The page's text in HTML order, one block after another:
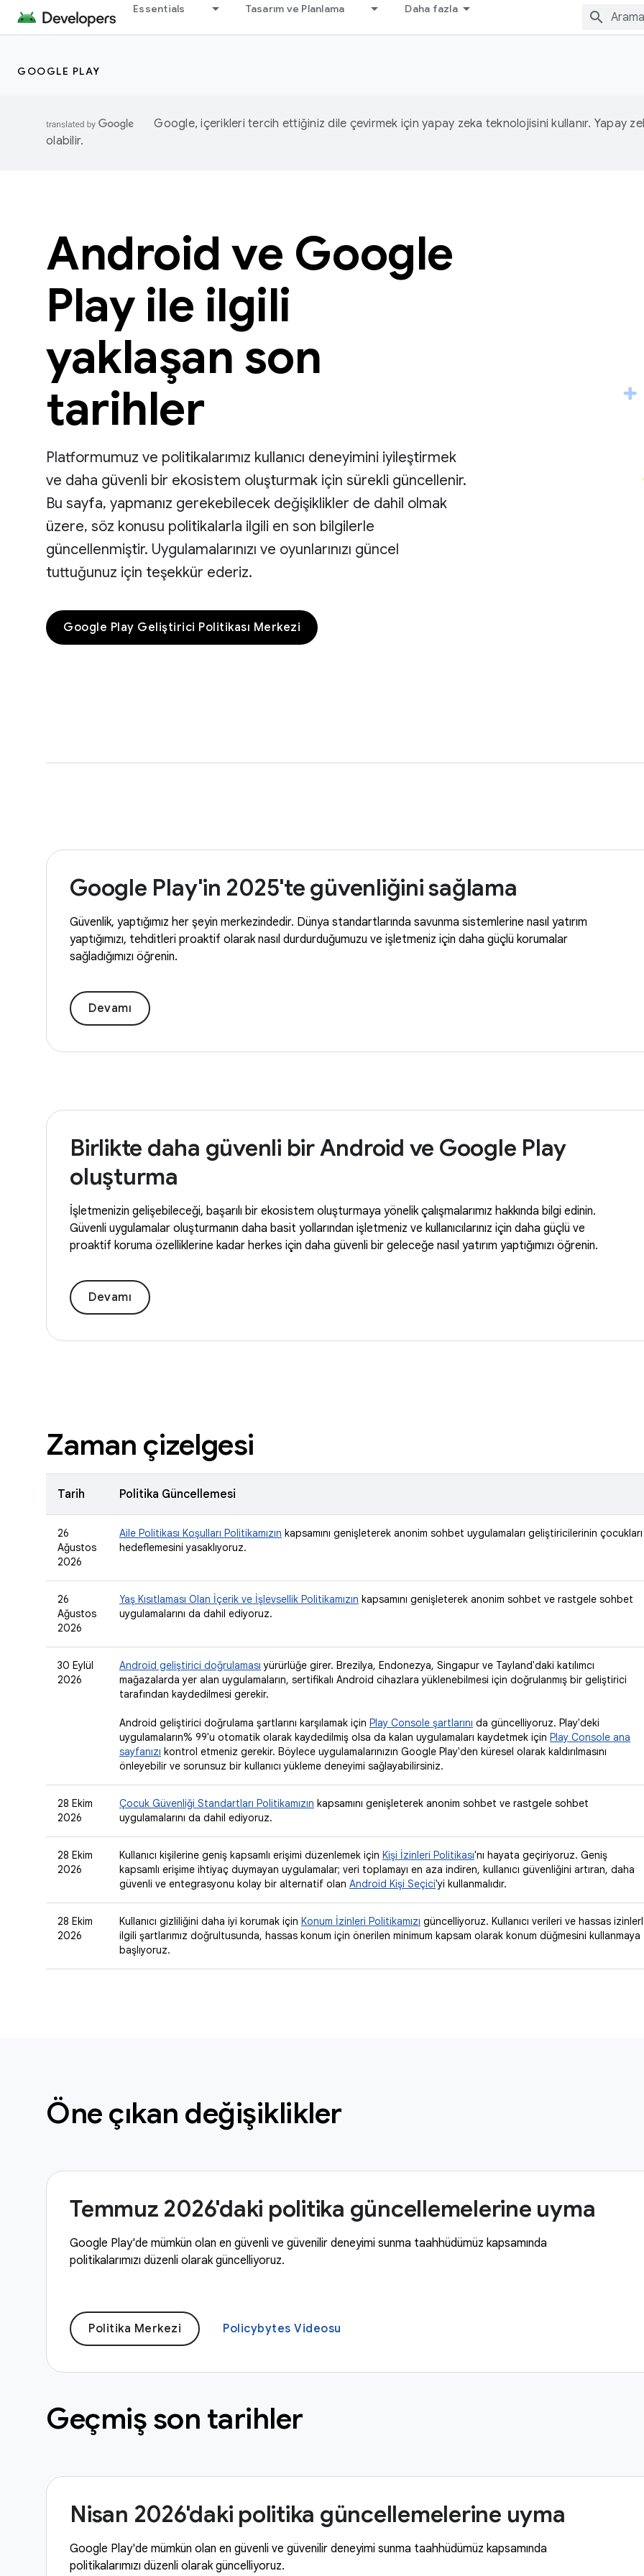
Essentials Tasarım ve Planlama Daha fazla
GOOGLE PLAY
Google, içerikleri tercih ettiğiniz dile çevirmek için yapay zeka teknolojisini kullanır. Yapay
olabilir.
Android ve Google
Play ile ilgili
yaklaşan son
tarihler
Platformumuz ve politikalarımız kullanıcı deneyimini iyileştirmek
ve daha güvenli bir ekosistem oluşturmak için sürekli güncellenir.
Bu sayfa, yapmanız gerekebilecek değişiklikler de dahil olmak
üzere, söz konusu politikalarla ilgili en son bilgilerle
güncellenmiştir. Uygulamalarınızı ve oyunlarınızı güncel
tuttuğunuz için teşekkür ederiz.
Google Play Geliştirici Politikası Merkezi
Google Play'in 2025'te güvenliğini sağlama
Güvenlik, yaptığımız her şeyin merkezindedir. Dünya standartlarında savunma sistemlerine nasıl yatırım
yaptığımızı, tehditleri proaktif olarak nasıl durdurduğumuzu ve işletmeniz için daha güçlü korumalar
sağladığımızı öğrenin.
Devamı
Birlikte daha güvenli bir Android ve Google Play
oluşturma
İşletmenizin gelişebileceği, başarılı bir ekosistem oluşturmaya yönelik çalışmalarımız hakkında bilgi edinin.
Güvenli uygulamalar oluşturmanın daha basit yollarından işletmeniz ve kullanıcılarınız için daha güçlü ve
proaktif koruma özelliklerine kadar herkes için daha güvenli bir geleceğe nasıl yatırım yaptığımızı öğrenin.
Devamı
Zaman çizelgesi
Tarih Politika Güncellemesi
26
Ağustos
2026
Aile Politikası Koşulları Politikamızın kapsamını genişleterek anonim sohbet uygulamaları geliştiricilerinin çocukları
hedeflemesini yasaklıyoruz.
26
Ağustos
2026
Yaş Kısıtlaması Olan İçerik ve İşlevsellik Politikamızın kapsamını genişleterek anonim sohbet ve rastgele sohbet
uygulamalarını da dahil ediyoruz.
30 Eylül
2026
Android geliştirici doğrulaması yürürlüğe girer. Brezilya, Endonezya, Singapur ve Tayland'daki katılımcı
mağazalarda yer alan uygulamaların, sertifikalı Android cihazlara yüklenebilmesi için doğrulanmış bir geliştirici
tarafından kaydedilmesi gerekir.
Android geliştirici doğrulama şartlarını karşılamak için Play Console şartlarını da güncelliyoruz. Play'deki
uygulamaların% 99'u otomatik olarak kaydedilmiş olsa da kalan uygulamaları kaydetmek için Play Console ana
sayfanızı kontrol etmeniz gerekir. Böylece uygulamalarınızın Google Play'den küresel olarak kaldırılmasını
önleyebilir ve sorunsuz bir kullanıcı yükleme deneyimi sağlayabilirsiniz.
28 Ekim
2026
Çocuk Güvenliği Standartları Politikamızın kapsamını genişleterek anonim sohbet ve rastgele sohbet
uygulamalarını da dahil ediyoruz.
28 Ekim
2026
Kullanıcı kişilerine geniş kapsamlı erişimi düzenlemek için Kişi İzinleri Politikası'nı hayata geçiriyoruz. Geniş
kapsamlı erişime ihtiyaç duymayan uygulamalar; veri toplamayı en aza indiren, kullanıcı güvenliğini artıran, daha
güvenli ve entegrasyonu kolay bir alternatif olan Android Kişi Seçici'yi kullanmalıdır.
28 Ekim
2026
Kullanıcı gizliliğini daha iyi korumak için Konum İzinleri Politikamızı güncelliyoruz. Kullanıcı verileri ve hassas
ilgili şartlarımız doğrultusunda, hassas konum için önerilen minimum kapsam olarak konum düğmesini kullanmaya
başlıyoruz.
Öne çıkan değişiklikler
Temmuz 2026'daki politika güncellemelerine uyma
Google Play'de mümkün olan en güvenli ve güvenilir deneyimi sunma taahhüdümüz kapsamında
politikalarımızı düzenli olarak güncelliyoruz.
Politika Merkezi Policybytes Videosu
Geçmiş son tarihler
Nisan 2026'daki politika güncellemelerine uyma
Google Play'de mümkün olan en güvenli ve güvenilir deneyimi sunma taahhüdümüz kapsamında
politikalarımızı düzenli olarak güncelliyoruz.